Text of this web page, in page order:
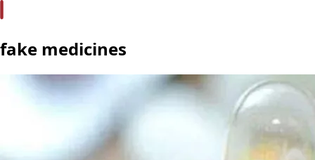
fake medicines